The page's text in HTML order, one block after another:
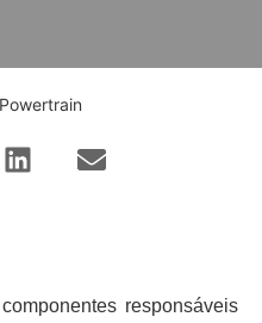
responsáveis